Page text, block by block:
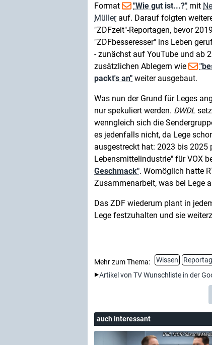
Format
"Wie gut ist...?" mit
Müllerauf. Darauf folgten
"ZDFzeit"-Reportagen, bevor 2019
"ZDFbesseresser" ins Leben
- zunächst auf YouTube und ab
zusätzlichen Ablegern wie
packt's an" weiter ausgebaut.
Was nun der Grund für Leges
nur spekuliert werden. DWDL
wenngleich sich die
es jedenfalls nicht, da Lege
ausgestreckt hat: 2023 bis 2025
Lebensmittelindustrie" für VOX
Geschmack". Womöglich hatte
Zusammenarbeit, was bei Lege
Das ZDF wiederum plant in
Lege festzuhalten und sie
Mehr zum Thema: Wissen
Artikel von TV Wunschliste in der
auch interessant
MDR/Saxonia